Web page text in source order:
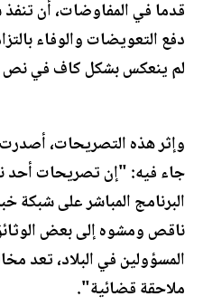
قدما في المفاوضات، أن
دفع التعويضات والوفاء
لم ينعكس بشكل كاف في نص
وإثر هذه التصريحات، أصدرت
جاء فيه: "إن تصريحات أحد
البرنامج المباشر على شبكة
ناقص ومشوه إلى بعض
المسؤولين في البلاد، تعد
ملاحقة قضائية".